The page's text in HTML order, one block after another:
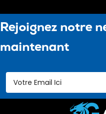
Rejoignez notre
maintenant